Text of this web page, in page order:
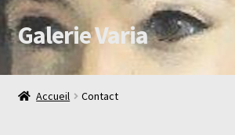
Aller
à
navigation
Aller
au
contenu
Galerie Varia
A Propos
Accueil Contact